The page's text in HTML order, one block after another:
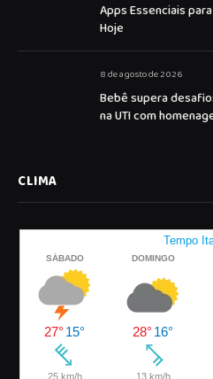
Apps Essenciais
Hoje
8 de agosto de 2026
Bebê supera
na UTI com
CLIMA